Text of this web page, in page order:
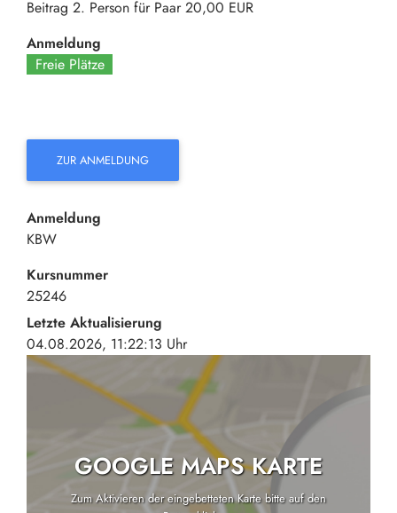
Beitrag 2. Person für Paar 20,00 EUR
Anmeldung
Freie Plätze
ZUR ANMELDUNG
Anmeldung
KBW
Kursnummer
25246
Letzte Aktualisierung
04.08.2026, 11:22:13 Uhr
GOOGLE MAPS KARTE
Zum Aktivieren der eingebetteten Karte bitte auf den